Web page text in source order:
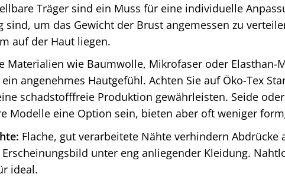
Träger sind ein Muss für eine individuelle
sind, um das Gewicht der Brust angemessen zu
auf der Haut liegen.
Materialien wie Baumwolle, Mikrofaser oder Elasthan-
angenehmes Hautgefühl. Achten Sie auf Öko-Tex
schadstofffreie Produktion gewährleisten. Seide
Modelle eine Option sein, bieten aber oft weniger
Flache, gut verarbeitete Nähte verhindern Abdrücke
unter eng anliegender Kleidung.
ideal.